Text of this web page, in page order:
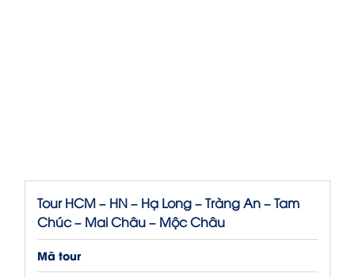
Tour HCM – HN – Hạ Long – Tràng An – Tam
Chúc – Mai Châu – Mộc Châu
Mã tour